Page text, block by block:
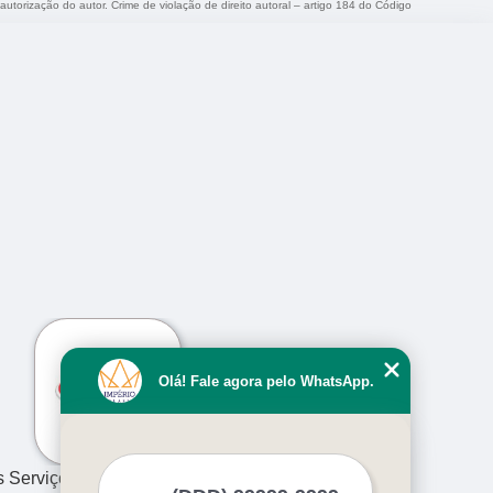
do autor. Crime de violação de direito autoral – artigo 184 do Código
›
Serviços
Olá! Fale agora pelo WhatsApp.